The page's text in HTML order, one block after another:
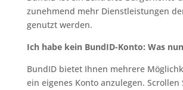
zunehmend mehr Dienstleistungen
genutzt werden.
Ich habe kein BundID-Konto: Was
BundID bietet Ihnen mehrere
ein eigenes Konto anzulegen. Scrollen